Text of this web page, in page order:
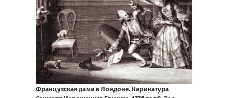
Французская дама в Лондоне. Карикатура